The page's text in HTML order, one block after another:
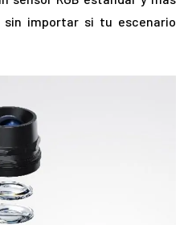
sin importar si tu escenario